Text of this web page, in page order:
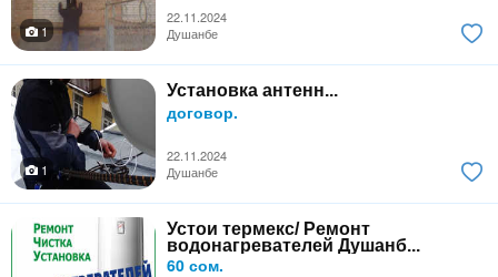
22.11.2024
1
Душанбе
Установка антенн...
договор.
22.11.2024
1
Душанбе
Устои термекс/ Ремонт
водонагревателей Душанб...
60 сом.